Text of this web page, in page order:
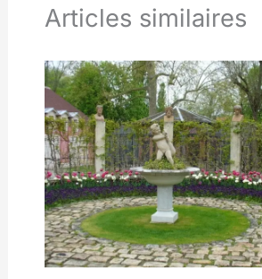
Articles similaires